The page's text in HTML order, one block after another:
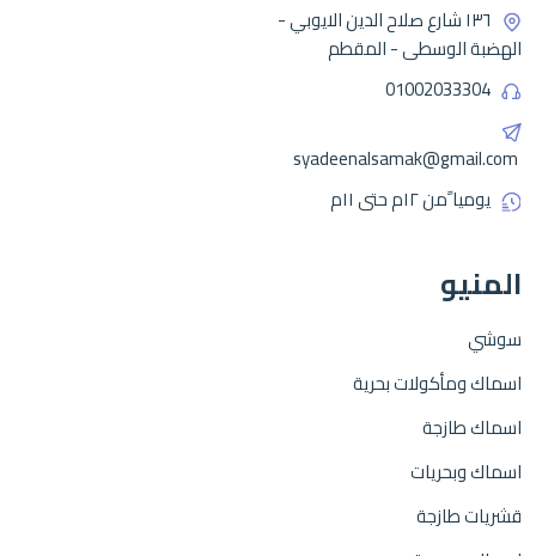
١٣٦ شارع صلاح الدين الايوبي -
الهضبة الوسطى - المقطم
01002033304
syadeenalsamak@gmail.com
يوميا ًمن ١٢م حتى ١١م
المنيو
سوشي
اسماك ومأكولات بحرية
اسماك طازجة
اسماك وبحريات
قشريات طازجة